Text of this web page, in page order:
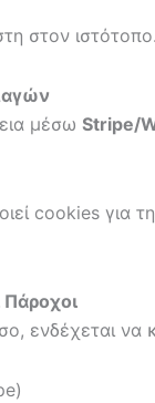
στον ιστότοπο.
μέσω Stripe/
cookies για
ενδέχεται να